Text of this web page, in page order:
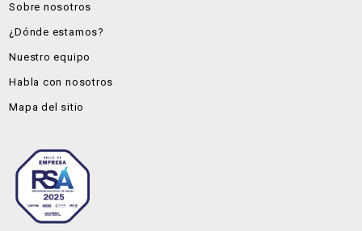
Sobre nosotros
¿Dónde estamos?
Nuestro equipo
Habla con nosotros
Mapa del sitio